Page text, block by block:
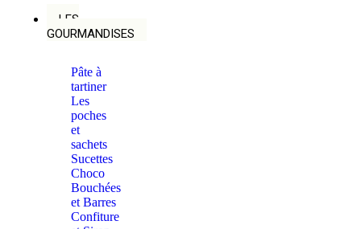
LES
GOURMANDISES
Pâte à
tartiner
Les
poches
et
sachets
Sucettes
Choco
Bouchées
et Barres
Confiture